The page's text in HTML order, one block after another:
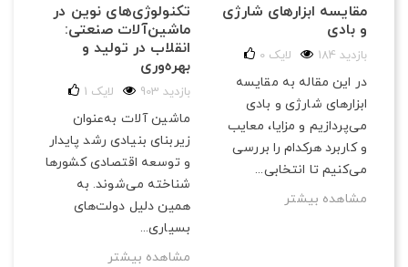
تکنولوژی‌های نوین در
ماشین‌آلات صنعتی:
انقلاب در تولید و
بهره‌وری
903 بازدید 1 لایک
ماشین آلات به‌عنوان
زیربنای بنیادی رشد پایدار
و توسعه اقتصادی کشورها
شناخته می‌شوند. به
همین دلیل دولت‌های
بسیاری...
مشاهده بیشتر
مقایسه ابزارهای شارژی
و بادی
184 بازدید 0 لایک
در این مقاله به مقایسه
ابزارهای شارژی و بادی
می‌پردازیم و مزایا، معایب
و کاربرد هرکدام را بررسی
می‌کنیم تا انتخابی...
مشاهده بیشتر